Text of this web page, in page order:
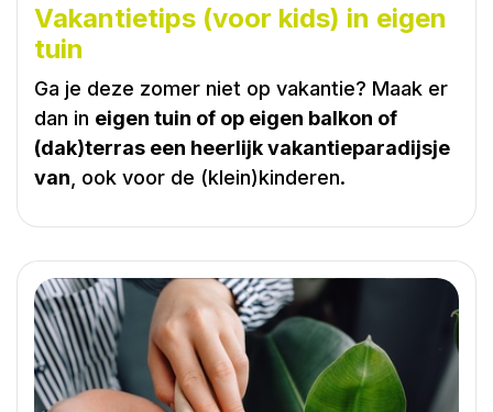
Vakantietips (voor kids) in eigen
tuin
Ga je deze zomer niet op vakantie? Maak er
dan in eigen tuin of op eigen balkon of
(dak)terras een heerlijk vakantieparadijsje
van , ook voor de (klein)kinderen.